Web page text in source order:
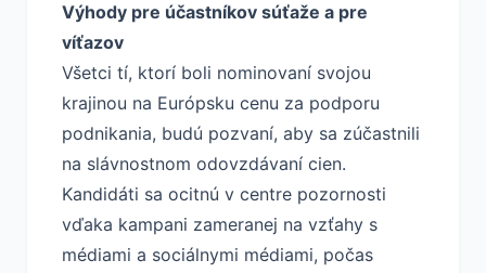
Výhody pre účastníkov súťaže a pre
víťazov
Všetci tí, ktorí boli nominovaní svojou
krajinou na Európsku cenu za podporu
podnikania, budú pozvaní, aby sa zúčastnili
na slávnostnom odovzdávaní cien.
Kandidáti sa ocitnú v centre pozornosti
vďaka kampani zameranej na vzťahy s
médiami a sociálnymi médiami, počas